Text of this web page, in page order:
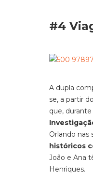
#4
A dupla
se, a partir
que, durante
Orlando nas
históricos
João e Ana
Henriques.